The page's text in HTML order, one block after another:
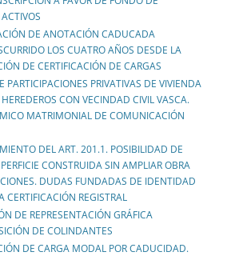
DE ANOTACIÓN CADUCADA
LOS CUATRO AÑOS DESDE LA
DE CERTIFICACIÓN DE CARGAS
PRIVATIVAS DE VIVIENDA
CON VECINDAD CIVIL VASCA.
MATRIMONIAL DE COMUNICACIÓN
DEL ART. 201.1. POSIBILIDAD DE
CONSTRUIDA SIN AMPLIAR OBRA
DUDAS FUNDADAS DE IDENTIDAD
CERTIFICACIÓN REGISTRAL
DE REPRESENTACIÓN GRÁFICA
DE COLINDANTES
DE CARGA MODAL POR CADUCIDAD.